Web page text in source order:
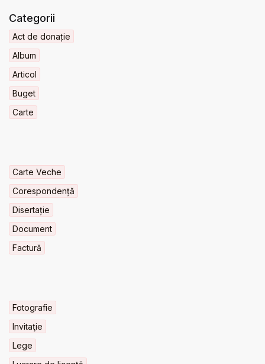
Categorii
Act de donație
Album
Articol
Buget
Carte
Carte Veche
Corespondență
Disertație
Document
Factură
Fotografie
Invitaţie
Lege